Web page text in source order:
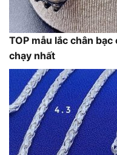
TOP mẫu lắc chân
chạy nhất